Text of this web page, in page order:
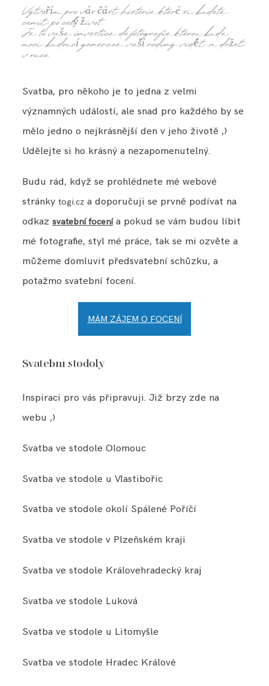
Vytvořím pro vás část historie, které si budete
cenit po celý život.
Je to vaše investice do fotografie, kterou bude
moci budoucí generace vaší rodiny vidět a držet
v ruce.
Svatba, pro někoho je to jedna z velmi
významných událostí, ale snad pro každého by se
mělo jedno o nejkrásnější den v jeho životě ,)
Udělejte si ho krásný a nezapomenutelný.
Budu rád, když se prohlédnete mé webové
stránkytogi.cz a doporučuji se prvně podívat na
odkazsvatební focenía pokud se vám budou líbit
mé fotografie, styl mé práce, tak se mi ozvěte a
můžeme domluvit předsvatební schůzku, a
potažmo svatební focení.
MÁM ZÁJEM O FOCENÍ
Svatební stodoly
Inspiraci pro vás připravuji. Již brzy zde na
webu ,)
Svatba ve stodole Olomouc
Svatba ve stodole u Vlastibořic
Svatba ve stodole okolí Spálené Poříčí
Svatba ve stodole v Plzeňském kraji
Svatba ve stodole Královehradecký kraj
Svatba ve stodole Luková
Svatba ve stodole u Litomyšle
Svatba ve stodole Hradec Králové